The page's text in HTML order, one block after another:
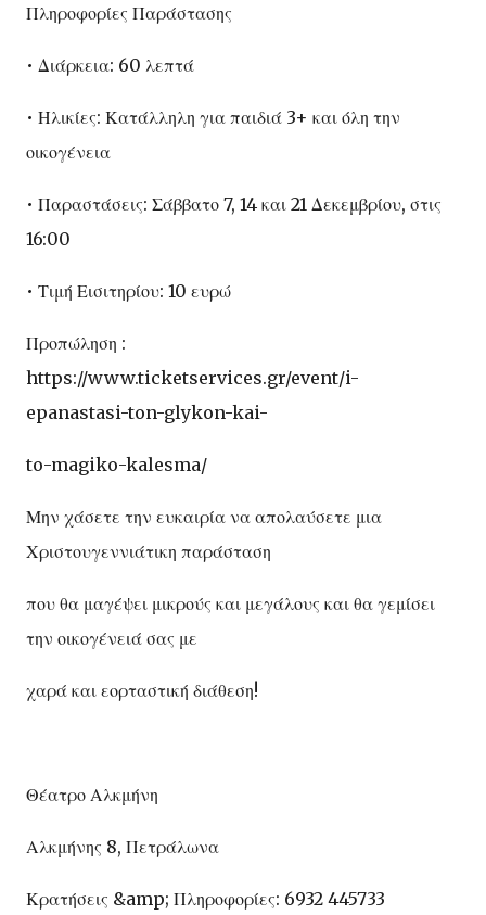
Πληροφορίες Παράστασης
• Διάρκεια: 60 λεπτά
• Ηλικίες: Κατάλληλη για παιδιά 3+ και όλη την
οικογένεια
• Παραστάσεις: Σάββατο 7, 14 και 21 Δεκεμβρίου, στις
16:00
• Τιμή Εισιτηρίου: 10 ευρώ
Προπώληση :
https://www.ticketservices.gr/event/i-
epanastasi-ton-glykon-kai-
to-magiko-kalesma/
Μην χάσετε την ευκαιρία να απολαύσετε μια
Χριστουγεννιάτικη παράσταση
που θα μαγέψει μικρούς και μεγάλους και θα γεμίσει
την οικογένειά σας με
χαρά και εορταστική διάθεση!
Θέατρο Αλκμήνη
Αλκμήνης 8, Πετράλωνα
Κρατήσεις &amp; Πληροφορίες: 6932 445733